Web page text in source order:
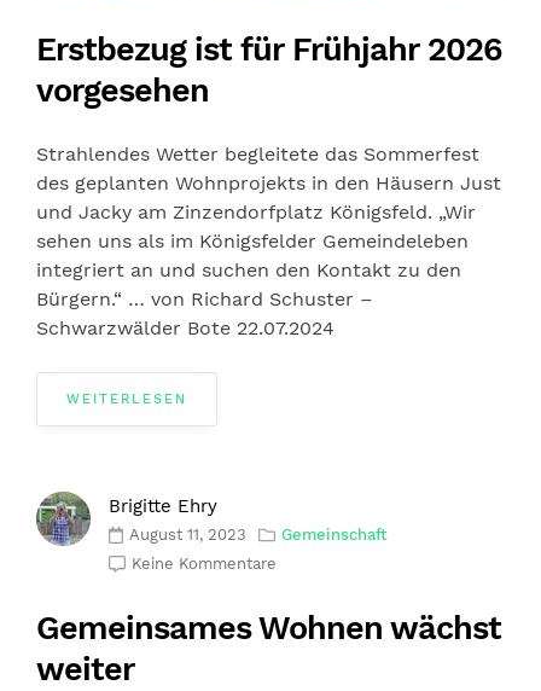
Erstbezug ist für Frühjahr 2026
vorgesehen
Strahlendes Wetter begleitete das Sommerfest
des geplanten Wohnprojekts in den Häusern Just
und Jacky am Zinzendorfplatz Königsfeld. „Wir
sehen uns als im Königsfelder Gemeindeleben
integriert an und suchen den Kontakt zu den
Bürgern.“ … von Richard Schuster –
Schwarzwälder Bote 22.07.2024
WEITERLESEN
Brigitte Ehry
August 11, 2023
Gemeinschaft
Keine Kommentare
Gemeinsames Wohnen wächst
weiter